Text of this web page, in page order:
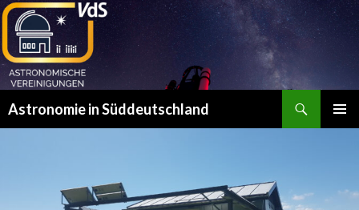
Astronomie in Süddeutschland